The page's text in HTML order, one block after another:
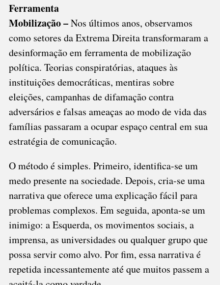
Ferramenta
Mobilização –Nos últimos anos, observamos
como setores da Extrema Direita transformaram a
desinformação em ferramenta de mobilização
política. Teorias conspiratórias, ataques às
instituições democráticas, mentiras sobre
eleições, campanhas de difamação contra
adversários e falsas ameaças ao modo de vida das
famílias passaram a ocupar espaço central em sua
estratégia de comunicação.
O método é simples. Primeiro, identifica-se um
medo presente na sociedade. Depois, cria-se uma
narrativa que oferece uma explicação fácil para
problemas complexos. Em seguida, aponta-se um
inimigo: a Esquerda, os movimentos sociais, a
imprensa, as universidades ou qualquer grupo que
possa servir como alvo. Por fim, essa narrativa é
repetida incessantemente até que muitos passem a